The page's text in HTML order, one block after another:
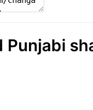
Punjabi